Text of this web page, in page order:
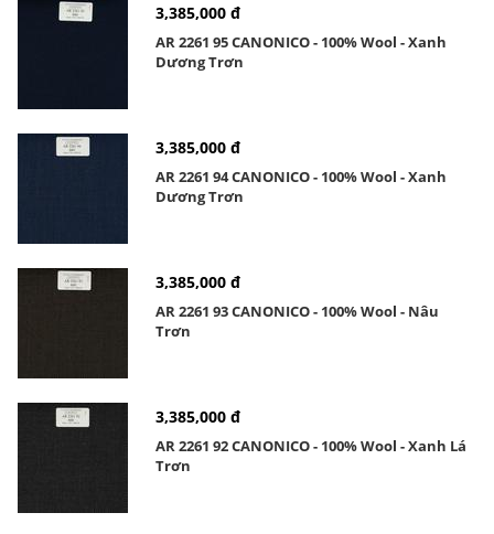
3,385,000 đ
AR 2261 95 CANONICO - 100% Wool - Xanh
Dương Trơn
3,385,000 đ
AR 2261 94 CANONICO - 100% Wool - Xanh
Dương Trơn
3,385,000 đ
AR 2261 93 CANONICO - 100% Wool - Nâu
Trơn
3,385,000 đ
AR 2261 92 CANONICO - 100% Wool - Xanh Lá
Trơn